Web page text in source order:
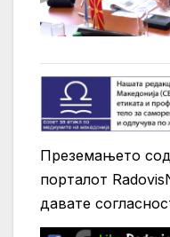
Преземањето
порталот
давате